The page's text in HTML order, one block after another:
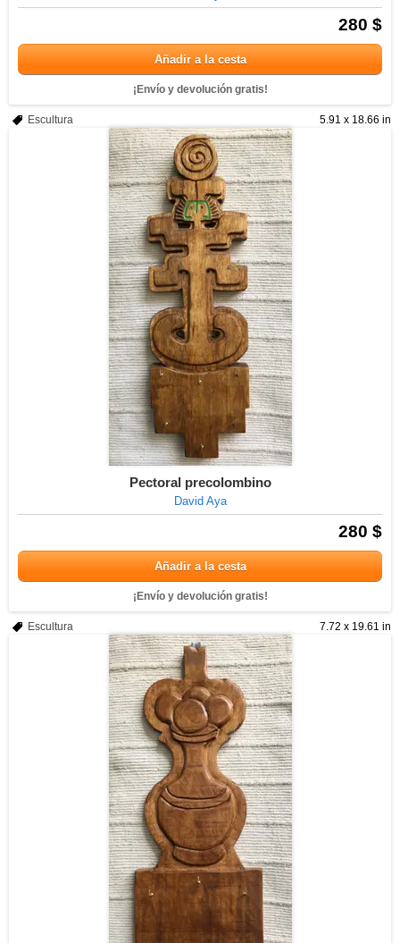
280 $
Añadir a la cesta
¡Envío y devolución gratis!
5.91 x 18.66 in
Escultura
Pectoral precolombino
David Aya
280 $
Añadir a la cesta
¡Envío y devolución gratis!
7.72 x 19.61 in
Escultura